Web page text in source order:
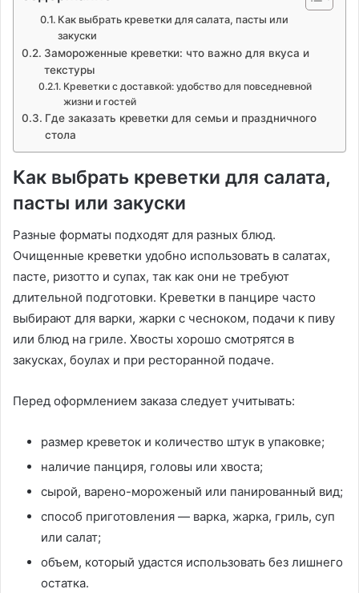
Как выбрать креветки для салата, пасты или
закуски
Замороженные креветки: что важно для вкуса и
текстуры
Креветки с доставкой: удобство для повседневной
жизни и гостей
Где заказать креветки для семьи и праздничного
стола
Как выбрать креветки для салата,
пасты или закуски
Разные форматы подходят для разных блюд.
Очищенные креветки удобно использовать в салатах,
пасте, ризотто и супах, так как они не требуют
длительной подготовки. Креветки в панцире часто
выбирают для варки, жарки с чесноком, подачи к пиву
или блюд на гриле. Хвосты хорошо смотрятся в
закусках, боулах и при ресторанной подаче.
Перед оформлением заказа следует учитывать:
размер креветок и количество штук в упаковке;
наличие панциря, головы или хвоста;
сырой, варено-мороженый или панированный вид;
способ приготовления — варка, жарка, гриль, суп
или салат;
объем, который удастся использовать без лишнего
остатка.